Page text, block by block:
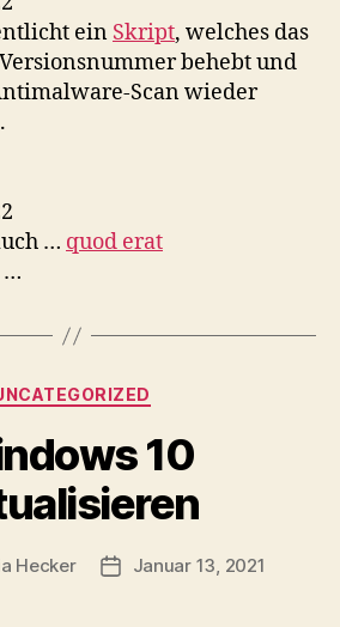
ein Skript, welches das
behebt und
Scan wieder
… quod erat
…
Kategorien
10
Hecker Beitragsdatum
Januar 13, 2021